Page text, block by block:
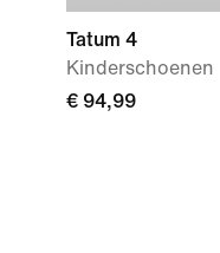
Tatum 4
Kinderschoenen
€ 94,99